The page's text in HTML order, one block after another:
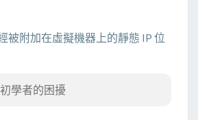
被附加在虛擬機器上的靜態 IP 位
學者的困擾